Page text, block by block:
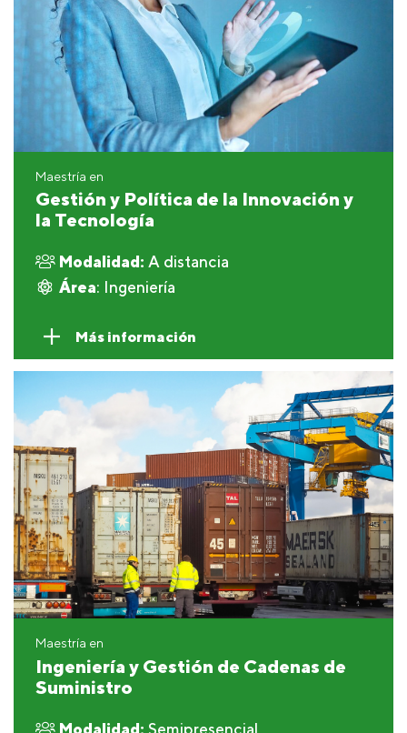
Maestría en
Gestión y Política de la Innovación y
la Tecnología
Modalidad: A distancia
Área: Ingeniería
Más información
Maestría en
Ingeniería y Gestión de Cadenas de
Suministro
Modalidad: Semipresencial